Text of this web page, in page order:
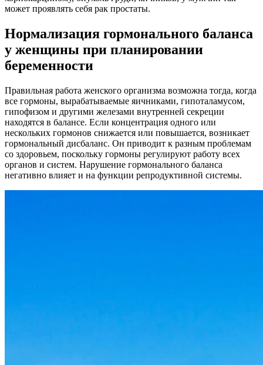
может проявлять себя рак простаты.
Нормализация гормонального баланса
у женщины при планировании
беременности
Правильная работа женского организма возможна тогда, когда
все гормоны, вырабатываемые яичниками, гипоталамусом,
гипофизом и другими железами внутренней секреции
находятся в балансе. Если концентрация одного или
нескольких гормонов снижается или повышается, возникает
гормональный дисбаланс. Он приводит к разным проблемам
со здоровьем, поскольку гормоны регулируют работу всех
органов и систем. Нарушение гормонального баланса
негативно влияет и на функции репродуктивной системы.